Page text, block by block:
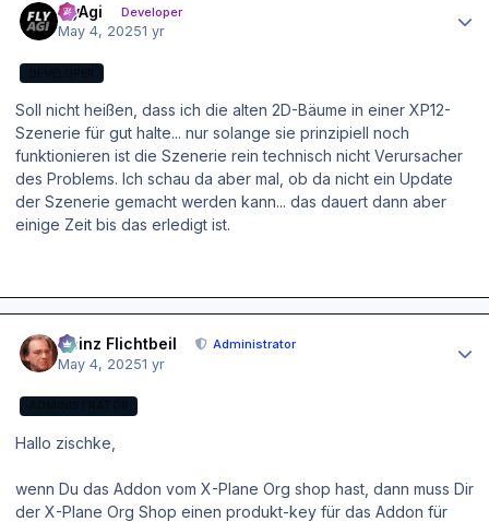
FlyAgi Developer
May 4, 20251 yr
Soll nicht heißen, dass ich die alten 2D-Bäume in einer XP12-
Szenerie für gut halte... nur solange sie prinzipiell noch
funktionieren ist die Szenerie rein technisch nicht Verursacher
des Problems. Ich schau da aber mal, ob da nicht ein Update
der Szenerie gemacht werden kann... das dauert dann aber
einige Zeit bis das erledigt ist.
Heinz Flichtbeil Administrator
May 4, 20251 yr
Hallo zischke,
wenn Du das Addon vom X-Plane Org shop hast, dann muss Dir
der X-Plane Org Shop einen produkt-key für das Addon für